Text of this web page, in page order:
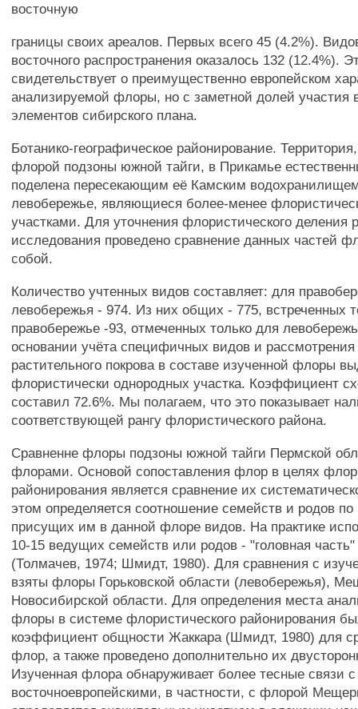
восточную
границы своих ареалов. Первых всего 45 (4.2%).
восточного распространения оказалось 132 (12.4%).
свидетельствует о преимущественно европейском
анализируемой флоры, но с заметной долей участия
элементов сибирского плана.
Ботанико-географическое районирование.
флорой подзоны южной тайги, в Прикамье
поделена пересекающим её Камским
левобережье, являющиеся более-менее
участками. Для уточнения флористического деления
исследования проведено сравнение данных частей
собой.
Количество учтенных видов составляет: для
левобережья - 974. Из них общих - 775, встреченных
правобережье -93, отмеченных только для
основании учёта специфичных видов и рассмотрения
растительного покрова в составе изученной флоры
флористически однородных участка. Коэффициент
составил 72.6%. Мы полагаем, что это показывает
соответствующей рангу флористического района.
Сравненне флоры подзоны южной тайги Пермской
флорами. Основой сопоставления флор в целях
районирования является сравнение их
этом определяется соотношение семейств и родов по
присущих им в данной флоре видов. На практике
10-15 ведущих семейств или родов - "головная часть"
(Толмачев, 1974; Шмидт, 1980). Для сравнения с
взяты флоры Горьковской области (левобережья),
Новосибирской области. Для определения места
флоры в системе флористического районирования
коэффициент общности Жаккара (Шмидт, 1980) для
флор, а также проведено дополнительно их
Изученная флора обнаруживает более тесные связи
восточноевропейскими, в частности, с флорой